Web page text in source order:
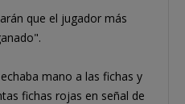
que el jugador más
mano a las fichas y
fichas rojas en señal de